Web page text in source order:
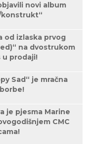
novi album
od izlaska prvog
na dvostrukom
u prodaji!
Sad“ je mračna
je pjesma Marine
CMC